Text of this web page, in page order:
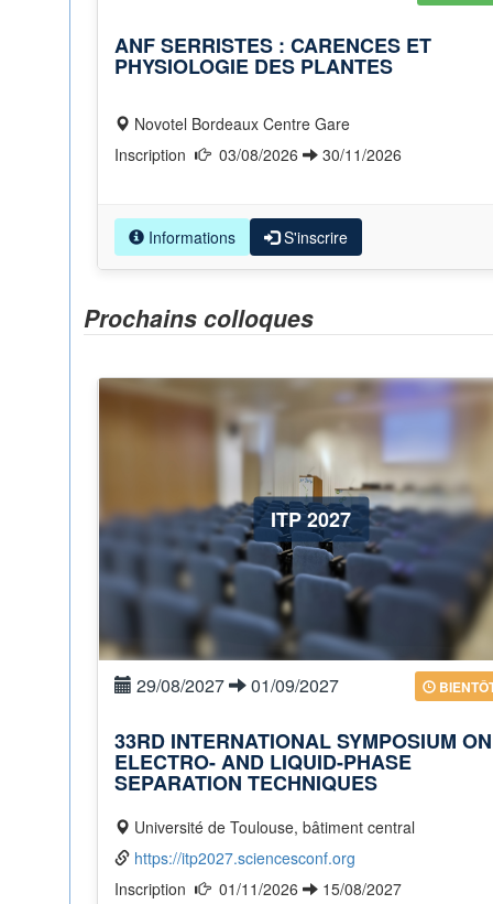
ANF SERRISTES : CARENCES ET
PHYSIOLOGIE DES PLANTES
Novotel Bordeaux Centre Gare
03/08/2026 30/11/2026
Informations S'inscrire
Prochains colloques
ITP 2027
29/08/2027 01/09/2027
33RD INTERNATIONAL SYMPOSIUM ON
ELECTRO- AND LIQUID-PHASE
SEPARATION TECHNIQUES
Université de Toulouse, bâtiment central
https://itp2027.sciencesconf.org
01/11/2026 15/08/2027